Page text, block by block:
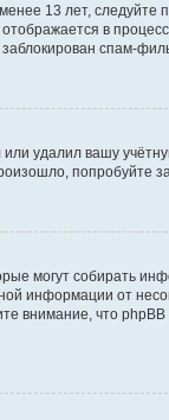
13 лет, следуйте
в
спам-
удалил вашу
попробуйте
могут собирать
информации от
внимание, что